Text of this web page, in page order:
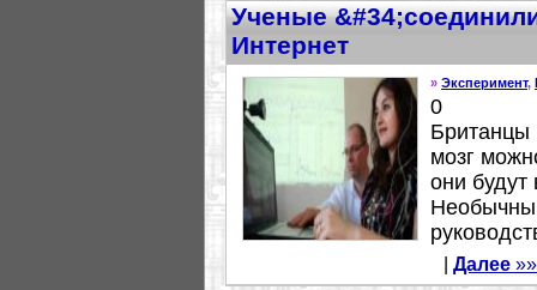
Ученые
Интернет
» Эксперимент,
0
Британцы
мозг
они
Далее